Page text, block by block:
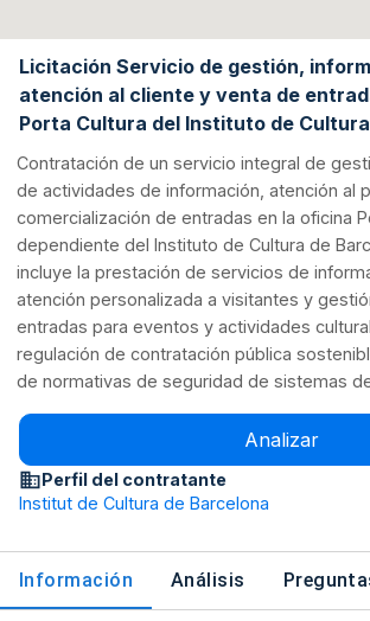
Licitación Servicio de gestión,
atención al cliente y venta de
Porta Cultura del Instituto de
Contratación de un servicio integral de
de actividades de información, atención al
comercialización de entradas en la oficina
dependiente del Instituto de Cultura de
incluye la prestación de servicios de
atención personalizada a visitantes y
entradas para eventos y actividades
regulación de contratación pública
de normativas de seguridad de sistemas
Analizar
Perfil del contratante
Institut de Cultura de Barcelona
Información Análisis